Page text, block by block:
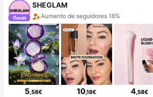
SHEGLAM
Aumento de seguidores 16%
5,58€ 10,18€ 4,58€